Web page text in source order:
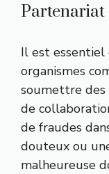
Il est essentiel
organismes
soumettre
de
de fraudes
douteux ou
malheureuse